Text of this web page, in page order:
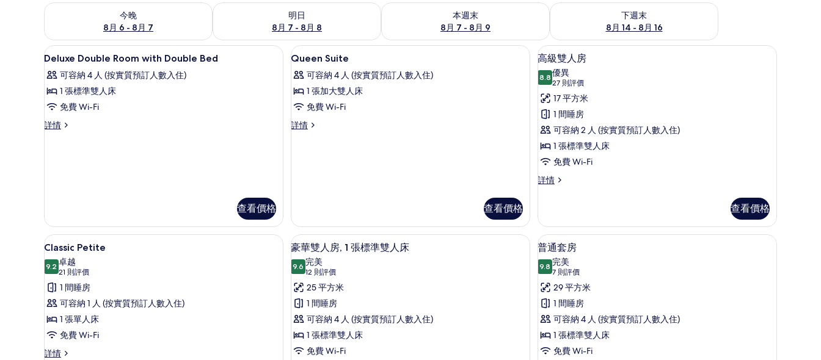
今晚
8月 6 - 8月 7
查看今晚 8月 6 - 8月 7的可訂空房
明日
8月 7 - 8月 8
查看明日 8月 7 - 8月 8的可訂空房
本週末
8月 7 - 8月 9
查看本週末 8月 7 - 8月 9的可訂空房
下週末
8月 14 - 8月 16
查看下週末 8月 14 - 8月 16的可訂空房
載
入
所
有
Deluxe
Double
相
片
客廳 | 40 吋平面電視連數碼電視頻道、電視、串流服務
6
Deluxe Double Room with Double Bed
可容納 4 人 (按實質預訂人數入住)
1 張標準雙人床
免費 Wi-Fi
詳情
Deluxe
查看價格
載
入
所
有
Queen
Suite
特厚豪華床墊、迷你吧、書桌、遮光窗簾/窗簾
5
Queen Suite
可容納 4 人 (按實質預訂人數入住)
1 張加大雙人床
免費 Wi-Fi
詳情
Queen
查看價格
載
入
所
有
高
級
雙
人
房
片
特厚豪華床墊、迷你吧、書桌、遮光窗簾/窗簾
9
高級雙人房
8.88.8 分，滿分 10 分
優異
27 則評價
(27
則
評
價)
17 平方米
1 間睡房
可容納 2 人 (按實質預訂人數入住)
1 張標準雙人床
免費 Wi-Fi
詳情
高
房
詳
情
查看價格
載
入
所
有
Classic
Petite
的
相
特厚豪華床墊、迷你吧、書桌、遮光窗簾/窗簾
10
Classic Petite
9.29.2 分，滿分 10 分
卓越
21 則評價
(21
則
評
價)
1 間睡房
可容納 1 人 (按實質預訂人數入住)
1 張單人床
免費 Wi-Fi
詳情
Classic
載
入
所
有
豪
華
雙
人
特厚豪華床墊、迷你吧、書桌、遮光窗簾/窗簾
8
豪華雙人房, 1 張標準雙人床
9.69.6 分，滿分 10 分
完美
12 則評價
(12
則
評
價)
25 平方米
1 間睡房
可容納 4 人 (按實質預訂人數入住)
1 張標準雙人床
免費 Wi-Fi
載
入
所
有
普
通
套
房
特厚豪華床墊、迷你吧、書桌、遮光窗簾/窗簾
10
普通套房
9.89.8 分，滿分 10 分
完美
7 則評價
(7
則
評
價)
29 平方米
1 間睡房
可容納 4 人 (按實質預訂人數入住)
1 張標準雙人床
免費 Wi-Fi